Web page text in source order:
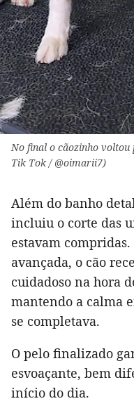
No final o cãozinho voltou
Tik Tok / @oimarii7)
Além do banho
incluiu o corte das
estavam
avançada, o cão
cuidadoso na hora
mantendo a calma
se completava.
O pelo finalizado
esvoaçante, bem
início do dia.